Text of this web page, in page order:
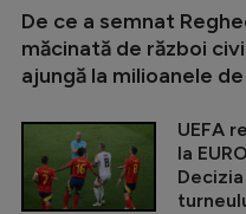
De ce a semnat
măcinată de război
ajungă la milioanele
UEFA
la